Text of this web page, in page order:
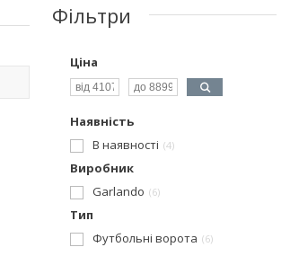
Фільтри
Ціна
Наявність
В наявності 4
Виробник
Garlando
6
Тип
Футбольні ворота
6